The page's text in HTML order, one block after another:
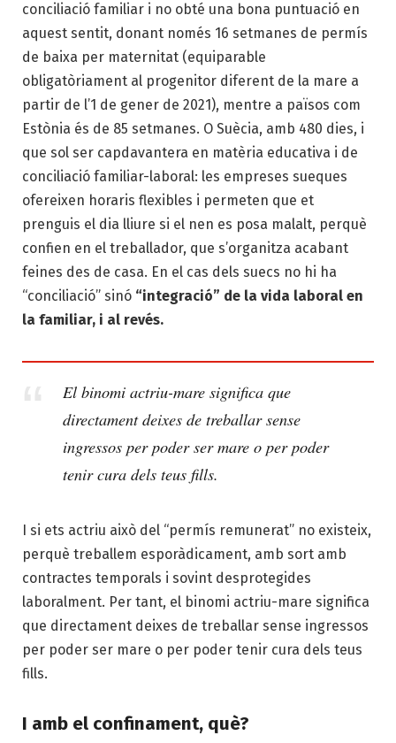
conciliació familiar i no obté una bona puntuació en
aquest sentit, donant només 16 setmanes de permís
de baixa per maternitat (equiparable
obligatòriament al progenitor diferent de la mare a
partir de l’1 de gener de 2021), mentre a països com
Estònia és de 85 setmanes. O Suècia, amb 480 dies, i
que sol ser capdavantera en matèria educativa i de
conciliació familiar-laboral: les empreses sueques
ofereixen horaris flexibles i permeten que et
prenguis el dia lliure si el nen es posa malalt, perquè
confien en el treballador, que s’organitza acabant
feines des de casa. En el cas dels suecs no hi ha
“conciliació” sinó “integració” de la vida laboral en
la familiar, i al revés.
El binomi actriu-mare significa que
directament deixes de treballar sense
ingressos per poder ser mare o per poder
tenir cura dels teus fills.
I si ets actriu això del “permís remunerat” no existeix,
perquè treballem esporàdicament, amb sort amb
contractes temporals i sovint desprotegides
laboralment. Per tant, el binomi actriu-mare significa
que directament deixes de treballar sense ingressos
per poder ser mare o per poder tenir cura dels teus
fills.
I amb el confinament, què?